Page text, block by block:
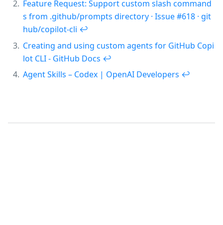
Feature Request: Support custom slash command
s from .github/prompts directory · Issue #618 · git
hub/copilot-cli ↩︎
Creating and using custom agents for GitHub Copi
lot CLI - GitHub Docs ↩︎
Agent Skills – Codex | OpenAI Developers ↩︎